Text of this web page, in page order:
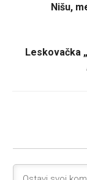
Nišu,
Leskovačka